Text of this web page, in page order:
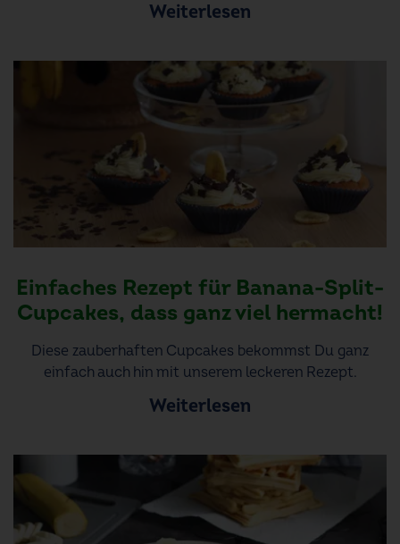
Weiterlesen
Einfaches Rezept für Banana-Split-
Cupcakes, dass ganz viel hermacht!
Diese zauberhaften Cupcakes bekommst Du ganz
einfach auch hin mit unserem leckeren Rezept.
Weiterlesen